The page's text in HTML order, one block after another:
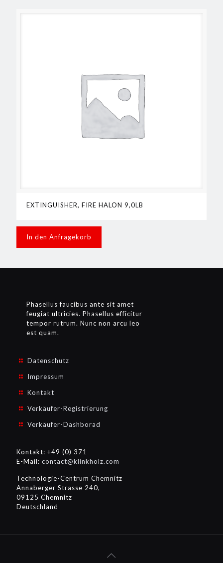
EXTINGUISHER, FIRE HALON 9,0LB
In den Anfragekorb
Phasellus faucibus ante sit amet
feugiat ultricies. Phasellus efficitur
tempor rutrum. Nunc non arcu leo
est quam.
Datenschutz
Impressum
Kontakt
Verkäufer-Registrierung
Verkäufer-Dashborad
Kontakt: +49 (0) 371
E-Mail: contact@klinkholz.com
Technologie-Centrum Chemnitz
Annaberger Strasse 240,
09125 Chemnitz
Deutschland